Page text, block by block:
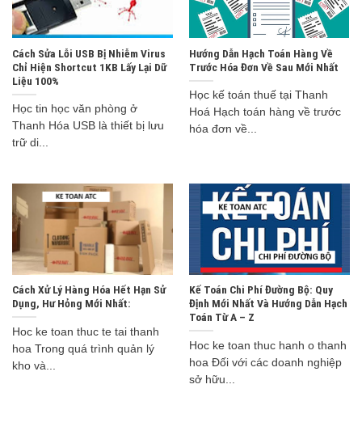
Cách Sửa Lỗi USB Bị Nhiễm Virus
Chỉ Hiện Shortcut 1KB Lấy Lại Dữ
Liệu 100%
Học tin học văn phòng ở
Thanh Hóa USB là thiết bị lưu
trữ di...
Hướng Dẫn Hạch Toán Hàng Về
Trước Hóa Đơn Về Sau Mới Nhất
Học kế toán thuế tại Thanh
Hoá Hạch toán hàng về trước
hóa đơn về...
Cách Xử Lý Hàng Hóa Hết Hạn Sử
Dụng, Hư Hỏng Mới Nhất:
Hoc ke toan thuc te tai thanh
hoa Trong quá trình quản lý
kho và...
Kế Toán Chi Phí Đường Bộ: Quy
Định Mới Nhất Và Hướng Dẫn Hạch
Toán Từ A – Z
Hoc ke toan thuc hanh o thanh
hoa Đối với các doanh nghiệp
sở hữu...